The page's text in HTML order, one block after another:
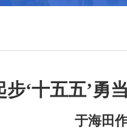
‘十五五’勇
于海田